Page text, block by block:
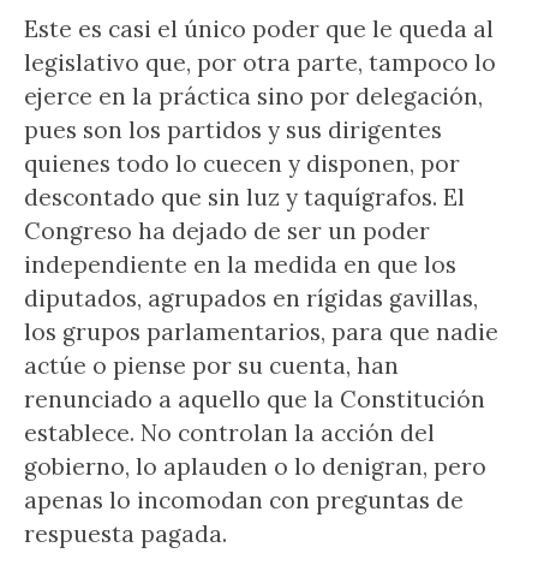
Este es casi el único poder que le queda al
legislativo que, por otra parte, tampoco lo
ejerce en la práctica sino por delegación,
pues son los partidos y sus dirigentes
quienes todo lo cuecen y disponen, por
descontado que sin luz y taquígrafos. El
Congreso ha dejado de ser un poder
independiente en la medida en que los
diputados, agrupados en rígidas gavillas,
los grupos parlamentarios, para que nadie
actúe o piense por su cuenta, han
renunciado a aquello que la Constitución
establece. No controlan la acción del
gobierno, lo aplauden o lo denigran, pero
apenas lo incomodan con preguntas de
respuesta pagada.